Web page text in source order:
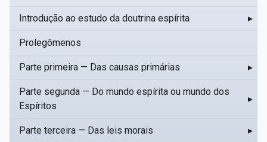
Introdução ao estudo da doutrina espírita ▸
Prolegômenos
Parte primeira — Das causas primárias ▸
Parte segunda — Do mundo espírita ou mundo dos
Espíritos
▸
Parte terceira — Das leis morais ▸